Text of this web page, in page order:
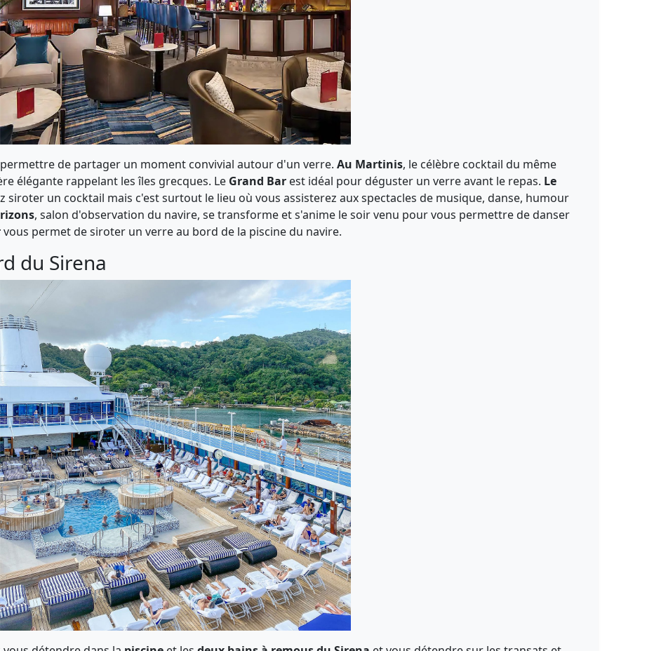
de partager un moment convivial autour d'un verre.Au Martinis, le célèbre cocktail du même
élégante rappelant les îles grecques. Le Grand Bar est idéal pour déguster un verre avant le repas. Le
un cocktail mais c'est surtout le lieu où vous assisterez aux spectacles de musique, danse, humour
, salon d'observation du navire, se transforme et s'anime le soir venu pour vous permettre de danser
vous permet de siroter un verre au bord de la piscine du navire.
du Sirena